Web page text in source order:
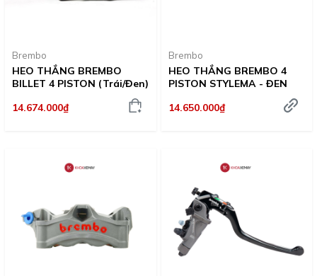
Brembo
HEO THẮNG BREMBO
BILLET 4 PISTON (Trái/Đen)
14.674.000₫
Brembo
HEO THẮNG BREMBO 4
PISTON STYLEMA - ĐEN
14.650.000₫